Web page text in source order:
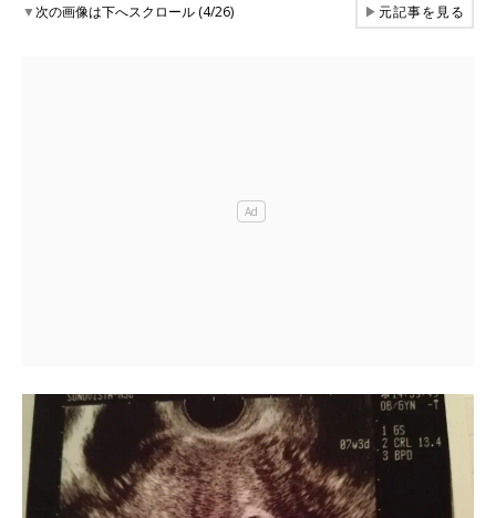
▼次の画像は下へスクロール (4/26) ▶元記事を見る